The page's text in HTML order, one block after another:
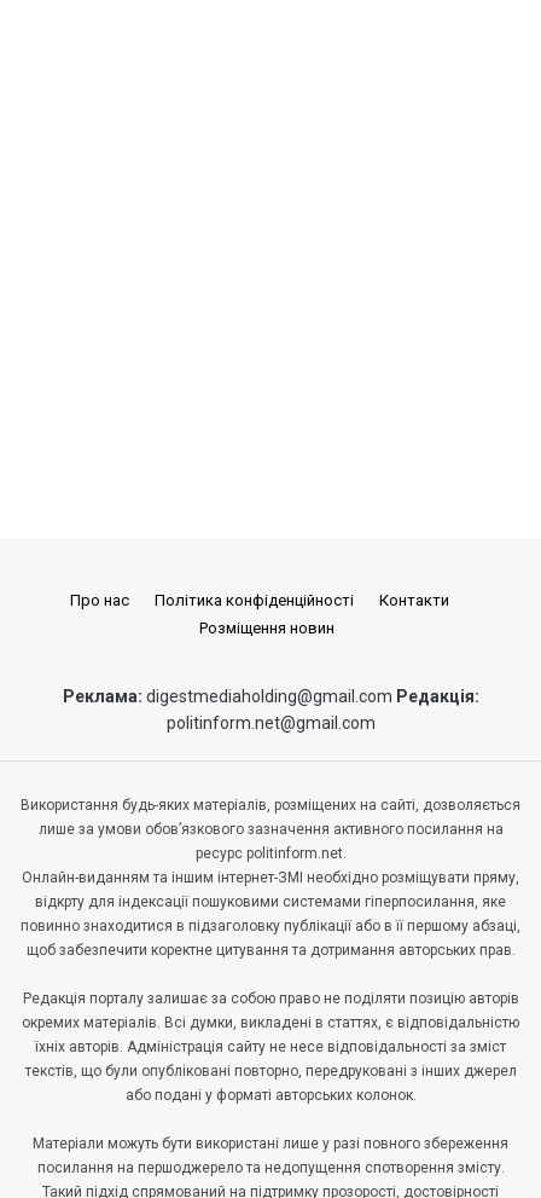
Про нас Політика конфіденційності
Контакти
Розміщення новин
Реклама: digestmediaholding@gmail.com Редакція:
politinform.net@gmail.com
Використання будь-яких матеріалів, розміщених на сайті, дозволяється
лише за умови обов’язкового зазначення активного посилання на
ресурс politinform.net.
Онлайн-виданням та іншим інтернет-ЗМІ необхідно розміщувати пряму,
відкрту для індексації пошуковими системами гіперпосилання, яке
повинно знаходитися в підзаголовку публікації або в її першому абзаці,
щоб забезпечити коректне цитування та дотримання авторських прав.
Редакція порталу залишає за собою право не поділяти позицію авторів
окремих матеріалів. Всі думки, викладені в статтях, є відповідальністю
їхніх авторів. Адміністрація сайту не несе відповідальності за зміст
текстів, що були опубліковані повторно, передруковані з інших джерел
або подані у форматі авторських колонок.
Матеріали можуть бути використані лише у разі повного збереження
посилання на першоджерело та недопущення спотворення змісту.
Такий підхід спрямований на підтримку прозорості, достовірності